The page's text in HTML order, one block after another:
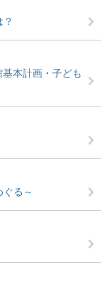
本計画・子ども
る～